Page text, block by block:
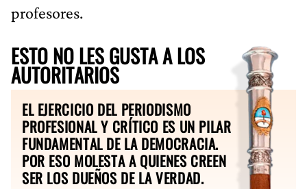
profesores.
ESTO NO LES GUSTA A LOS
AUTORITARIOS
EL EJERCICIO DEL PERIODISMO
PROFESIONAL Y CRÍTICO ES UN PILAR
FUNDAMENTAL DE LA DEMOCRACIA.
POR ESO MOLESTA A QUIENES CREEN
SER LOS DUEÑOS DE LA VERDAD.